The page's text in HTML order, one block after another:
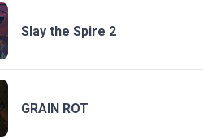
Slay the Spire 2
GRAIN ROT